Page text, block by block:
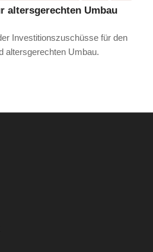
altersgerechten Umbau
Investitionszuschüsse für den
altersgerechten Umbau.